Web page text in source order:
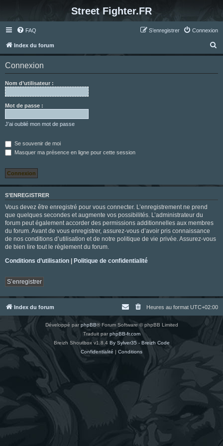
Street Fighter.FR
FAQ Connexion
S’enregistrer
Index du forum
e
Connexion
Nom d’utilisateur :
Mot de passe :
J’ai oublié mon mot de passe
Se souvenir de moi
Masquer ma présence en ligne pour cette session
S’ENREGISTRER
Vous devez être enregistré pour vous connecter. L’enregistrement ne prend
que quelques secondes et augmente vos possibilités. L’administrateur du
forum peut également accorder des permissions additionnelles aux membres
du forum. Avant de vous enregistrer, assurez-vous d’avoir pris connaissance
de nos conditions d’utilisation et de notre politique de vie privée. Assurez-vous
de bien lire tout le règlement du forum.
Conditions d’utilisation | Politique de confidentialité
S’enregistrer
Index du forum Heures au format UTC+02:00
Développé parphpBB® Forum Software © phpBB Limited
Traduit parphpBB-fr.com
Breizh Shoutbox v1.8.4 By Sylver35 - Breizh Code
Confidentialité | Conditions